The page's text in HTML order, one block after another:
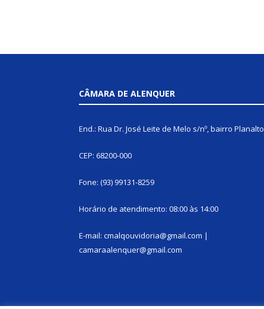
CÂMARA DE ALENQUER
End.: Rua Dr. José Leite de Melo s/nº, bairro Planalto
CEP: 68200-000
Fone: (93) 99131-8259
Horário de atendimento: 08:00 às 14:00
E-mail: cmalqouvidoria@gmail.com |
camaraalenquer@gmail.com